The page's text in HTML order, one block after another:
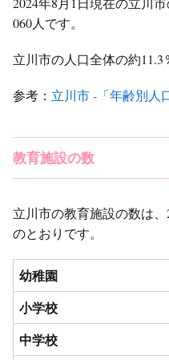
060人です。
立川市の人口全体の約11.3
参考： 立川市 -「年齢別人
教育施設の数
立川市の教育施設の数は
のとおりです。
幼稚園
小学校
中学校